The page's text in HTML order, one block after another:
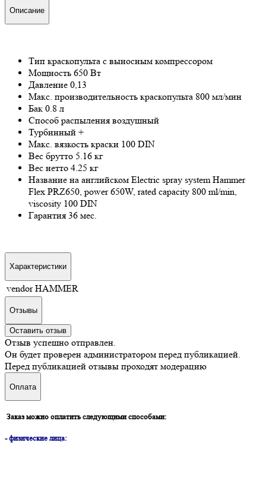
Описание
Тип краскопульта с выносным компрессором
Мощность 650 Вт
Давление 0,13
Макс. производительность краскопульта 800 мл/мин
Бак 0.8 л
Способ распыления воздушный
Турбинный +
Макс. вязкость краски 100 DIN
Вес брутто 5.16 кг
Вес нетто 4.25 кг
Название на английском Electric spray system Hammer
Flex PRZ650, power 650W, rated capacity 800 ml/min,
viscosity 100 DIN
Гарантия 36 мес.
Характеристики
vendor HAMMER
Отзывы
Оставить отзыв
Отзыв успешно отправлен.
Он будет проверен администратором перед публикацией.
Перед публикацией отзывы проходят модерацию
Оплата
Заказ можно оплатить следующими способами:
-физические лица: